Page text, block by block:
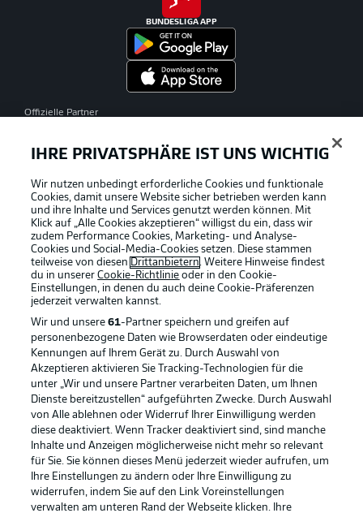
BUNDESLIGA APP
Offizielle Partner
Rechtliche Hinweise Voreinstellungen verwalten
Datenschutz Nutzungsbedingungen
Broadcaster Kontakt
Jobs Impressum
Partner Spieler
IHRE PRIVATSPHÄRE IST UNS WICHTIG
Wir nutzen unbedingt erforderliche Cookies und funktionale
Cookies, damit unsere Website sicher betrieben werden kann
und ihre Inhalte und Services genutzt werden können. Mit
Klick auf „Alle Cookies akzeptieren“ willigst du ein, dass wir
zudem Performance Cookies, Marketing- und Analyse-
Cookies und Social-Media-Cookies setzen. Diese stammen
teilweise von diesen Drittanbietern. Weitere Hinweise findest
du in unsererCookie-Richtlinie oder in den Cookie-
Einstellungen, in denen du auch deine Cookie-Präferenzen
jederzeit verwalten kannst.
Wir und unsere61-Partner speichern und greifen auf
personenbezogene Daten wie Browserdaten oder eindeutige
Kennungen auf Ihrem Gerät zu. Durch Auswahl von
Akzeptieren aktivieren Sie Tracking-Technologien für die
unter „Wir und unsere Partner verarbeiten Daten, um Ihnen
Dienste bereitzustellen“ aufgeführten Zwecke. Durch Auswahl
von Alle ablehnen oder Widerruf Ihrer Einwilligung werden
diese deaktiviert. Wenn Tracker deaktiviert sind, sind manche
Inhalte und Anzeigen möglicherweise nicht mehr so relevant
für Sie. Sie können dieses Menü jederzeit wieder aufrufen, um
Ihre Einstellungen zu ändern oder Ihre Einwilligung zu
widerrufen, indem Sie auf den Link Voreinstellungen
verwalten am unteren Rand der Webseite klicken. Ihre